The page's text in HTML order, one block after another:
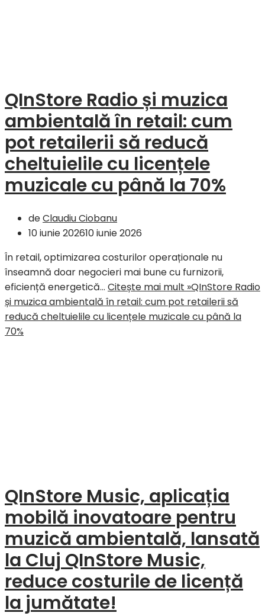
QInStore Radio și muzica
ambientală în retail: cum
pot retailerii să reducă
cheltuielile cu licențele
muzicale cu până la 70%
deClaudiu Ciobanu
10 iunie 202610 iunie 2026
În retail, optimizarea costurilor operaționale nu
înseamnă doar negocieri mai bune cu furnizorii,
eficiență energetică… Citește mai mult »QInStore Radio
și muzica ambientală în retail: cum pot retailerii să
reducă cheltuielile cu licențele muzicale cu până la
70%
QInStore Music, aplicația
mobilă inovatoare pentru
muzică ambientală, lansată
la Cluj QInStore Music,
reduce costurile de licență
la jumătate!